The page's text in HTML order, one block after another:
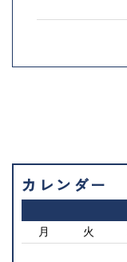
カレンダー
月
火